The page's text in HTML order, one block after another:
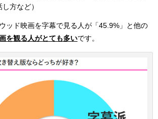
方など）
ッド映画を字幕で見る人が「45.9%」と他の
を観る人がとても多いです。